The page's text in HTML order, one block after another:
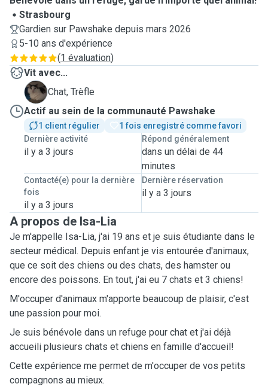
Strasbourg
Gardien sur Pawshake depuis mars 2026
5-10 ans d'expérience
(1 évaluation)
Vit avec...
T
Chat, Trèfle
Actif au sein de la communauté Pawshake
1 client régulier
1 fois enregistré comme favori
Dernière activité
il y a 3 jours
Répond généralement
dans un délai de 44
minutes
Contacté(e) pour la dernière
fois
il y a 3 jours
Dernière réservation
il y a 3 jours
A propos de Isa-Lia
Je m'appelle Isa-Lia, j'ai 19 ans et je suis étudiante dans le
secteur médical. Depuis enfant je vis entourée d'animaux,
que ce soit des chiens ou des chats, des hamster ou
encore des poissons. En tout, j'ai eu 7 chats et 3 chiens!
M'occuper d'animaux m'apporte beaucoup de plaisir, c'est
une passion pour moi.
Je suis bénévole dans un refuge pour chat et j'ai déjà
accueili plusieurs chats et chiens en famille d'accueil!
Cette expérience me permet de m'occuper de vos petits
compagnons au mieux.